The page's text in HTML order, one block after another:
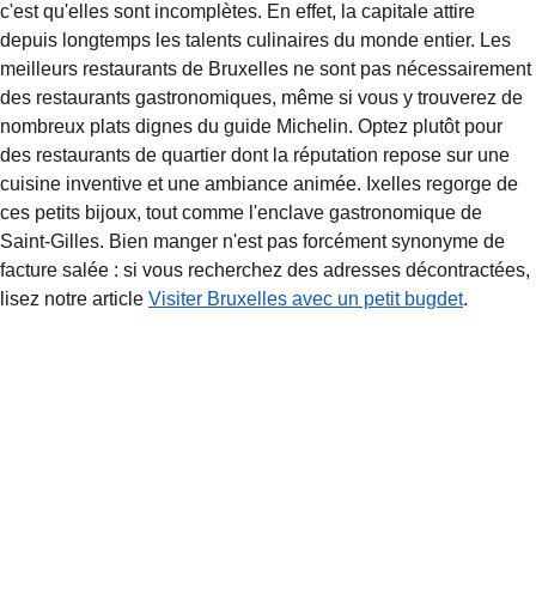
c'est qu'elles sont incomplètes. En effet, la capitale attire
depuis longtemps les talents culinaires du monde entier. Les
meilleurs restaurants de Bruxelles ne sont pas nécessairement
des restaurants gastronomiques, même si vous y trouverez de
nombreux plats dignes du guide Michelin. Optez plutôt pour
des restaurants de quartier dont la réputation repose sur une
cuisine inventive et une ambiance animée. Ixelles regorge de
ces petits bijoux, tout comme l'enclave gastronomique de
Saint-Gilles. Bien manger n'est pas forcément synonyme de
facture salée : si vous recherchez des adresses décontractées,
lisez notre article Visiter Bruxelles avec un petit bugdet.